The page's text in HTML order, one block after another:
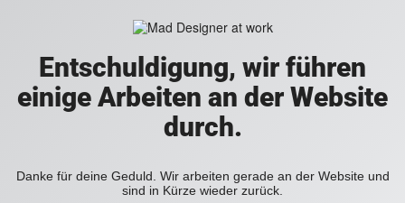
Entschuldigung, wir führen
einige Arbeiten an der Website
durch.
Danke für deine Geduld. Wir arbeiten gerade an der Website und
sind in Kürze wieder zurück.